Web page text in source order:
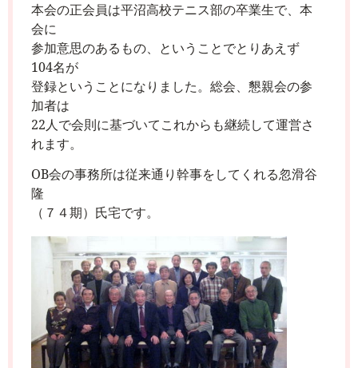
本会の正会員は平沼高校テニス部の卒業生で、本
会に
参加意思のあるもの、ということでとりあえず
104名が
登録ということになりました。総会、懇親会の参
加者は
22人で会則に基づいてこれからも継続して運営さ
れます。
OB会の事務所は従来通り幹事をしてくれる忽滑谷
隆
（７４期）氏宅です。